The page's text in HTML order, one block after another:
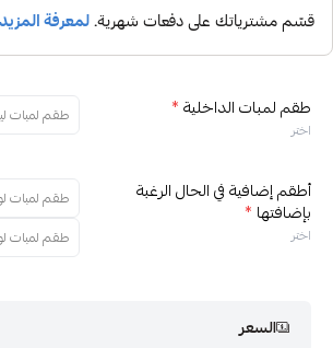
طقم لمبات الداخلية*
اختر
طقم لمبات
أطقم إضافية في الحال الرغبة
بإضافتها *
اختر
طقم لمبات
طقم لمبات
السعر